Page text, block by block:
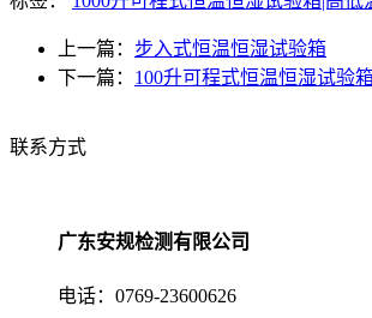
上一篇： 步入式恒温恒湿试验箱
下一篇： 100升可程式恒温恒湿试验
联系方式
广东安规检测有限公司
电话：0769-23600626